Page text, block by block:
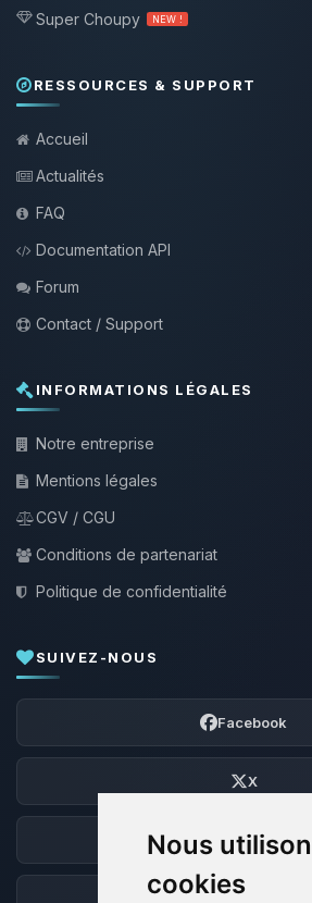
Nous
cookies
Super Choupy NEW !
RESSOURCES & SUPPORT
Accueil
Actualités
FAQ
Documentation API
Forum
Contact / Support
INFORMATIONS LÉGALES
Notre entreprise
Mentions légales
CGV / CGU
Conditions de partenariat
Politique de confidentialité
SUIVEZ-NOUS
Facebook
X
Discord
Forum